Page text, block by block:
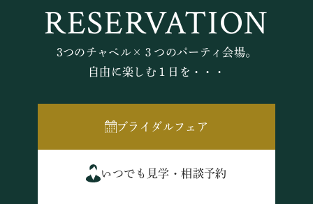
RESERVATION
3つのチャペル×３つのパーティ会場。
自由に楽しむ１日を・・・
ブライダルフェア
いつでも見学・相談予約